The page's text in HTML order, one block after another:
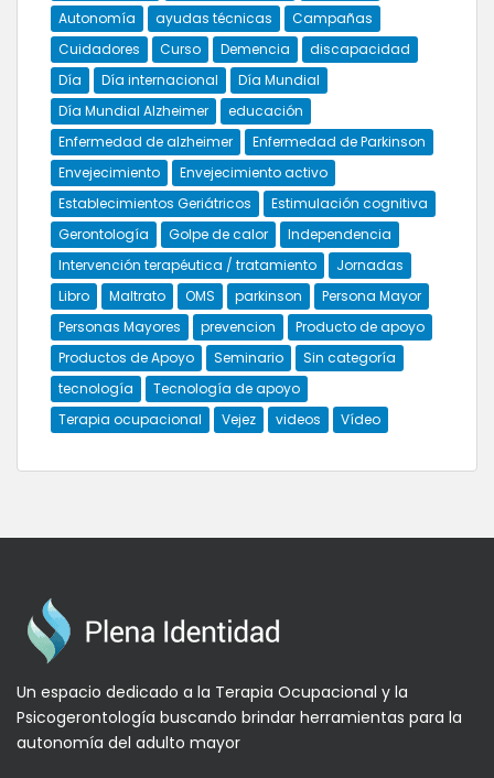
Autonomía
ayudas técnicas
Campañas
Cuidadores
Curso Demencia
discapacidad
Día
Día internacional
Día Mundial
Día Mundial Alzheimer
educación
Enfermedad de alzheimer
Enfermedad de Parkinson
Envejecimiento
Envejecimiento activo
Establecimientos Geriátricos
Estimulación cognitiva
Gerontología
Golpe de calor
Independencia
Intervención terapéutica / tratamiento
Jornadas
Libro
Maltrato OMS parkinson
Persona Mayor
Personas Mayores
prevencion
Producto de apoyo
Productos de Apoyo
Seminario
Sin categoría
tecnología
Tecnología de apoyo
Terapia ocupacional
Vejez videos Vídeo
Un espacio dedicado a la Terapia Ocupacional y la
Psicogerontología buscando brindar herramientas para la
autonomía del adulto mayor